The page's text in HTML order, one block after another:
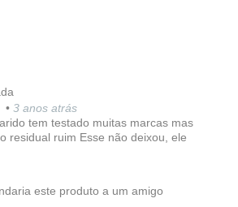
• 3 anos atrás
tem testado muitas marcas mas
residual ruim Esse não deixou, ele
este produto a um amigo